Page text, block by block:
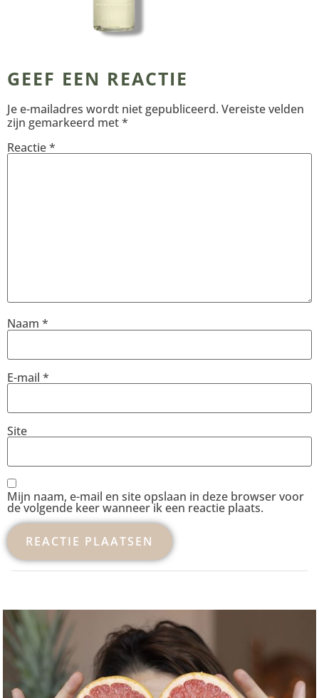
GEEF EEN REACTIE
Je e-mailadres wordt niet gepubliceerd. Vereiste velden
zijn gemarkeerd met*
Reactie*
Naam *
E-mail *
Site
Mijn naam, e-mail en site opslaan in deze browser voor
de volgende keer wanneer ik een reactie plaats.